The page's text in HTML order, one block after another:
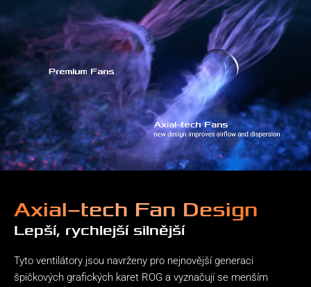
Axial−tech Fan Design
Lepší, rychlejší silnější
Tyto ventilátory jsou navrženy pro nejnovější generaci
špičkových grafických karet ROG a vyznačují se menším